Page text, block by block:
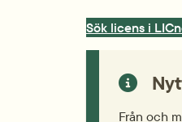
Sök licens i
Från och